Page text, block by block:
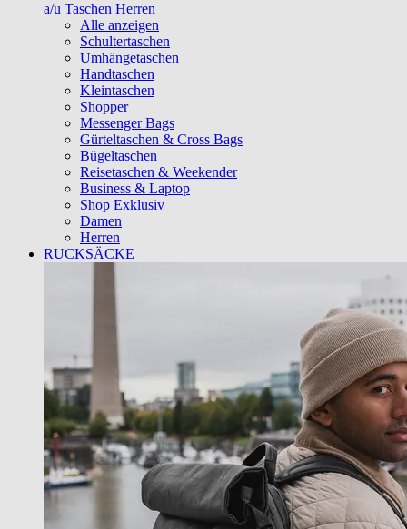
a/u Taschen Herren
Alle anzeigen
Schultertaschen
Umhängetaschen
Handtaschen
Kleintaschen
Shopper
Messenger Bags
Gürteltaschen & Cross Bags
Bügeltaschen
Reisetaschen & Weekender
Business & Laptop
Shop Exklusiv
Damen
Herren
RUCKSÄCKE